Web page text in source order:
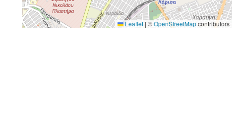
Leaflet | ©OpenStreetMapcontributors